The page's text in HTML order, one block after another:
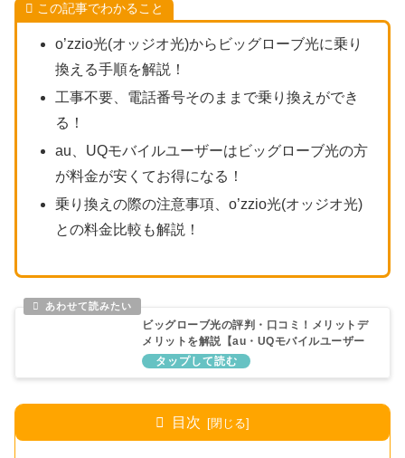
この記事でわかること
o’zzio光(オッジオ光)からビッグローブ光に乗り
換える手順を解説！
工事不要、電話番号そのままで乗り換えができ
る！
au、UQモバイルユーザーはビッグローブ光の方
が料金が安くてお得になる！
乗り換えの際の注意事項、o’zzio光(オッジオ光)
との料金比較も解説！
ビッグローブ光の評判・口コミ！メリットデ
メリットを解説【au・UQモバイルユーザー
におすすめ】
目次